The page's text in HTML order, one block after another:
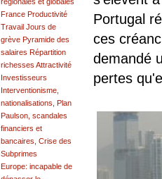
Portugal
ces
demandé
pertes
France Productivité
Travail Jours de
grève Pyramide des
salaires Répartition
richesses Attractivité
Investisseurs
Interventionisme,
nationalisations, Plan
Paulson, scandales
financiers et
bancaires, Crise des
Subprimes
Europe: incapable de